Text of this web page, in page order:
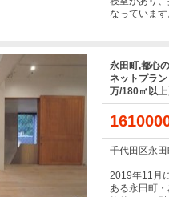
なっていま
永田町,都心
ネットプラ
万/180㎡以
千代田区永
2019年11月
ある永田町